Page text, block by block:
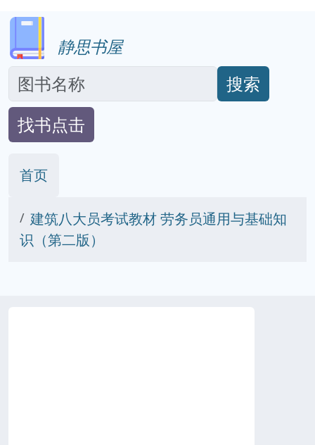
静思书屋
搜索
找书点击
首页
建筑八大员考试教材 劳务员通用与基础知
识（第二版）